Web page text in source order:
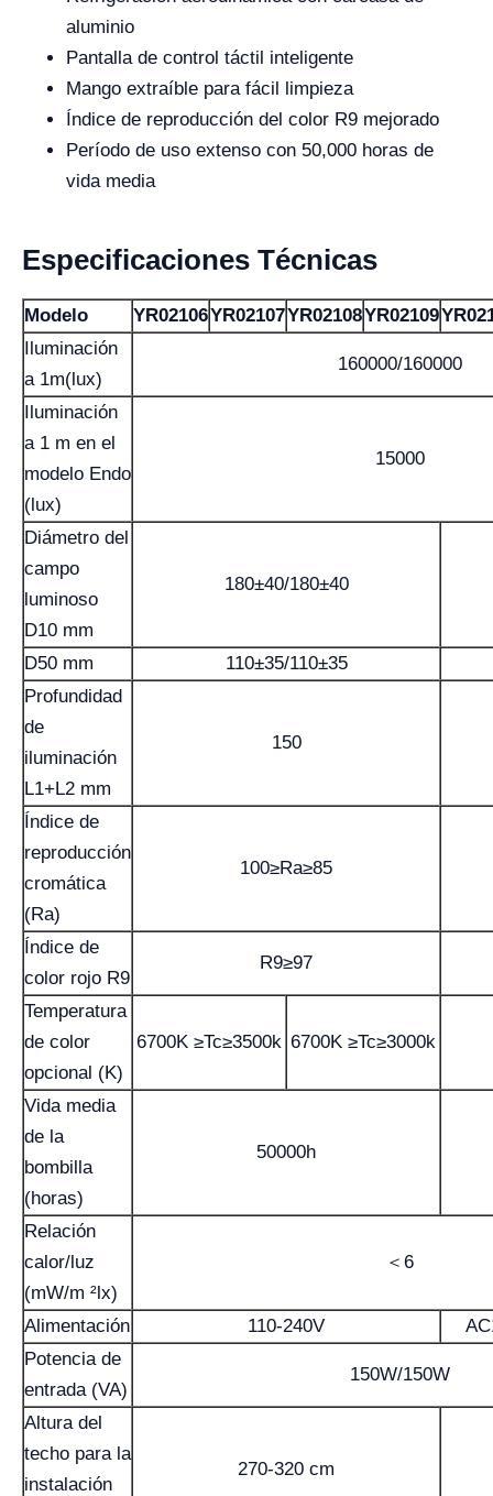
aluminio
Pantalla de control táctil inteligente
Mango extraíble para fácil limpieza
Índice de reproducción del color R9 mejorado
Período de uso extenso con 50,000 horas de
vida media
Especificaciones Técnicas
Modelo YR02106YR02107YR02108YR02109
Iluminación
a 1m(lux)
160000/160000
Iluminación
a 1 m en el
modelo Endo
(lux)
15000
Diámetro del
campo
luminoso
D10 mm
180±40/180±40
D50 mm
110±35/110±35
Profundidad
de
iluminación
L1+L2 mm
150
Índice de
reproducción
cromática
(Ra)
100≥Ra≥85
Índice de
color rojo R9
R9≥97
Temperatura
de color
opcional (K)
6700K ≥Tc≥3500k 6700K ≥Tc≥3000k
Vida media
de la
bombilla
(horas)
50000h
Relación
calor/luz
(mW/m ²lx)
＜6
Alimentación 110-240V
Potencia de
entrada (VA)
150W/150W
Altura del
techo para la
instalación
270-320 cm